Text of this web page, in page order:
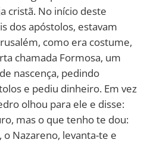
cristã. No início deste
dos apóstolos, estavam
como era costume,
chamada Formosa, um
nascença, pedindo
e pediu dinheiro. Em vez
olhou para ele e disse:
mas o que tenho te dou:
Nazareno, levanta-te e